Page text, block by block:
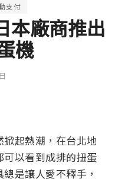
支付
本廠商推出
機
起熱潮，在台北地
以看到成排的扭蛋
是讓人愛不釋手，